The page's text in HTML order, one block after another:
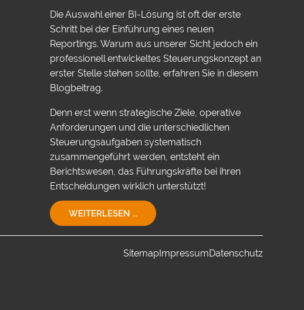
Die Auswahl einer BI-Lösung ist oft der erste
Schritt bei der Einführung eines neuen
Reportings. Warum aus unserer Sicht jedoch ein
professionell entwickeltes Steuerungskonzept an
erster Stelle stehen sollte, erfahren Sie in diesem
Blogbeitrag.
Denn erst wenn strategische Ziele, operative
Anforderungen und die unterschiedlichen
Steuerungsaufgaben systematisch
zusammengeführt werden, entsteht ein
Berichtswesen, das Führungskräfte bei ihren
Entscheidungen wirklich unterstützt!
WEITERLESEN …
STEUERUNGSKONZEPT
UNTERNEHMEN!
SitemapImpressumDatenschutz